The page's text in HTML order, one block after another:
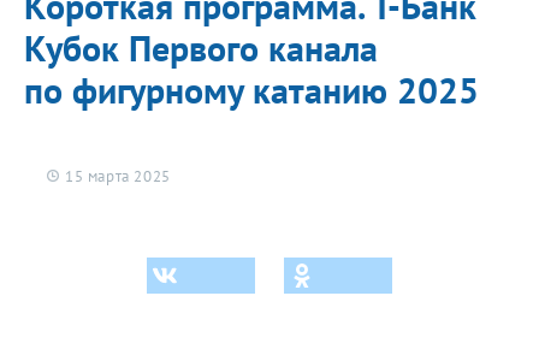
Кубок Первого канала
по фигурному катанию 2025
15 марта 2025